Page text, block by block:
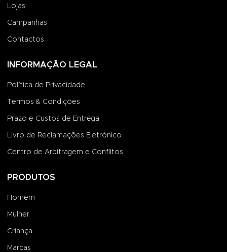
Lojas
Campanhas
Contactos
INFORMAÇÃO LEGAL
Política de Privacidade
Termos & Condições
Prazo e Custos de Entrega
Livro de Reclamações Eletrónico
Centro de Arbitragem e Conflitos
PRODUTOS
Homem
Mulher
Criança
Marcas